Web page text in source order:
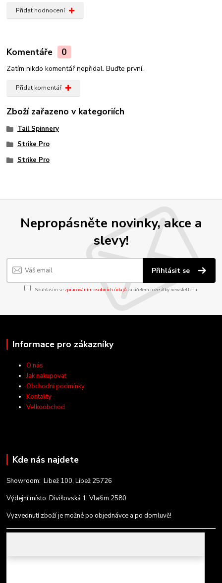
Přidat hodnocení
Komentáře 0
Zatím nikdo komentář nepřidal. Buďte první.
Přidat komentář
Zboží zařazeno v kategoriích
Tail Spinnery
Strike Pro
Strike Pro
Nepropásněte novinky, akce a
slevy!
Přihlásit se
Souhlasím se zpracováním osobních údajůza účelem rozesílky newsletteru.
Informace pro zákazníky
O nás
Jak nakupovat
Obchodní podmínky
Kontakty
Velkoobchod
Kde nás najdete
Showroom: Libež 100, Libež 25726
Výdejní místo: Divišovská 1, Vlašim 2580
Vyzvednutí zboží je možné po objednávce a po domluvě!